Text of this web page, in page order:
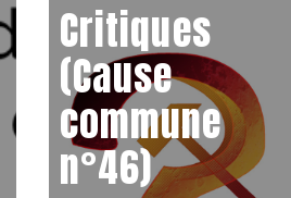
Critiques
(Cause
commune
n°46)